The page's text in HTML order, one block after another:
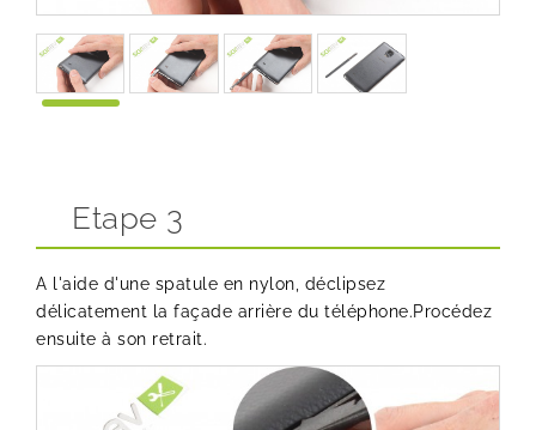
Etape 3
A l'aide d'une spatule en nylon, déclipsez
délicatement la façade arrière du téléphone.Procédez
ensuite à son retrait.